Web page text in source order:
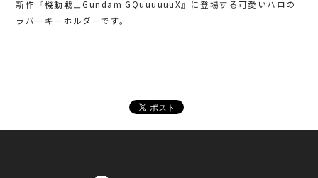
新作『機動戦士Gundam GQuuuuuuX』に登場する可愛いハロの
ラバーキーホルダーです。